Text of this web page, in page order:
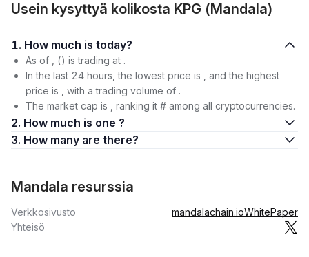
Usein kysyttyä kolikosta KPG (Mandala)
1. How much is today?
As of , () is trading at .
In the last 24 hours, the lowest price is , and the highest
price is , with a trading volume of .
The market cap is , ranking it # among all cryptocurrencies.
2. How much is one ?
3. How many are there?
Mandala resurssia
Verkkosivusto mandalachain.ioWhitePaper
Yhteisö